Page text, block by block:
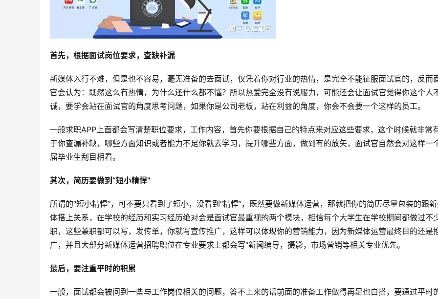
首先，根据面试岗位要求，查缺补漏
新媒体入行不难，但是也不容易，毫无准备的去面试，仅凭着你对行业的热情，是完全不能征服面试官的，反而
官会认为：既然这么有热情，为什么还什么都不懂？所以热爱完全没有说服力，可能还会让面试官觉得你这个人
诚，要学会站在面试官的角度思考问题，如果你是公司老板，站在利益的角度，你会不会要一个这样的员工。
一般求职APP上面都会写清楚职位要求，工作内容，首先你要根据自己的特点来对应这些要求，这个时候就非常
于你查漏补缺，哪些方面知识或者能力不足你就去学习，提升哪些方面，做到有的放矢，面试官自然会对这样一
届毕业生刮目相看。
其次，简历要做到“短小精悍”
所谓的“短小精悍”，可不要只看到了短小，没看到“精悍”，既然要做新媒体运营，那就把你的简历尽量包装的跟
体搭上关系，在学校的经历和实习经历绝对会是面试官最重视的两个模块，相信每个大学生在学校期间都做过不
职，这些兼职都可以写，发传单，你就写宣传推广，这样可以体现你的营销能力，因为新媒体运营最终目的还是
广，并且大部分新媒体运营招聘职位在专业要求上都会写“新闻编导，摄影，市场营销等相关专业优先。
最后，要注重平时的积累
一般，面试都会被问到一些与工作岗位相关的问题，答不上来的话前面的准备工作做得再足也白搭，要通过平时